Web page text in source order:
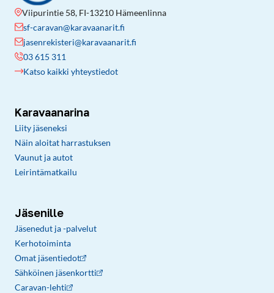
Viipurintie 58, FI-13210 Hämeenlinna
sf-caravan@karavaanarit.fi
jasenrekisteri@karavaanarit.fi
03 615 311
Katso kaikki yhteystiedot
Karavaanarina
Liity jäseneksi
Näin aloitat harrastuksen
Vaunut ja autot
Leirintämatkailu
Jäsenille
Jäsenedut ja -palvelut
Kerhotoiminta
Omat jäsentiedot
Sähköinen jäsenkortti
Caravan-lehti